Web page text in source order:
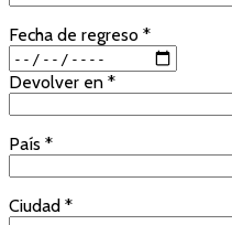
Fecha de regreso *
Devolver en *
País *
Ciudad *